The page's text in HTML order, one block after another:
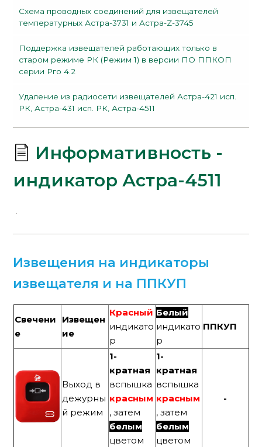
Схема проводных соединений для извещателей
температурных Астра-3731 и Астра-Z-3745
Поддержка извещателей работающих только в
старом режиме РК (Режим 1) в версии ПО ППКОП
серии Рго 4.2
Удаление из радиосети извещателей Астра-421 исп.
РК, Астра-431 исп. РК, Астра-4511
Информативность -
индикатор Астра-4511
Извещения на индикаторы
извещателя и на ППКУП
Свечени
е
Извещен
ие
Красный
индикато
р
Белый
индикато
р
ППКУП
Выход в
дежурны
й режим
1-
кратная
вспышка
красным
, затем
белым
цветом
1-
кратная
вспышка
красным
, затем
белым
цветом
-